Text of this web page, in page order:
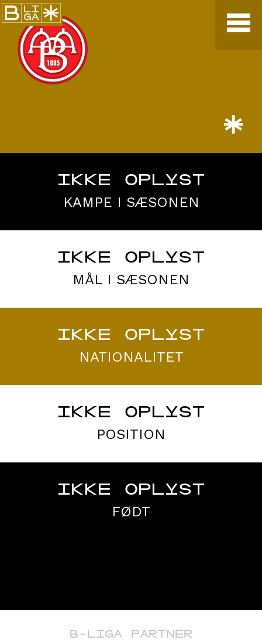
*
IKKE OPLYST
KAMPE I SÆSONEN
IKKE OPLYST
MÅL I SÆSONEN
IKKE OPLYST
NATIONALITET
IKKE OPLYST
POSITION
IKKE OPLYST
FØDT
B-LIGA PARTNER